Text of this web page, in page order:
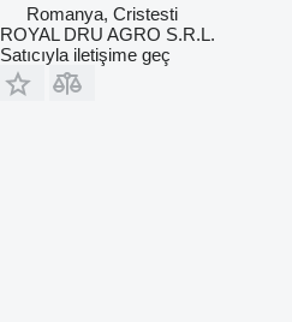
Romanya, Cristesti
ROYAL DRU AGRO S.R.L.
Satıcıyla iletişime geç